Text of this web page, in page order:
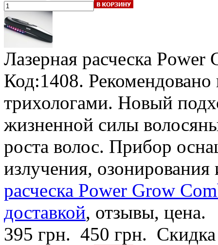
Лазерная расческа Power
Код:1408.
трихологами. Новый
жизненной силы
роста волос. Прибор
излучения,
расческа Power Grow
доставкой, отзывы, цена.
395 грн. 450 грн.